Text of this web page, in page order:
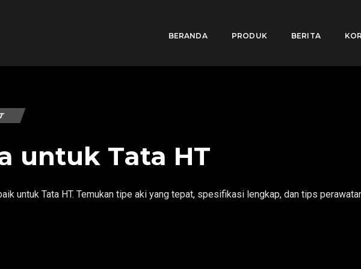
BERANDA PRODUK BERITA
untuk Tata HT
untuk Tata HT. Temukan tipe aki yang tepat, spesifikasi lengkap, dan tips